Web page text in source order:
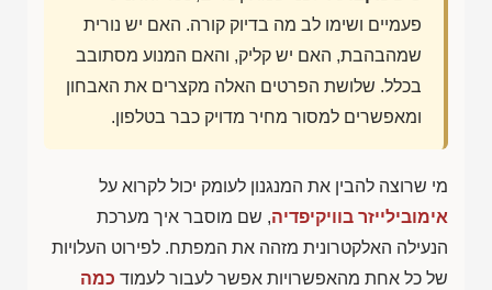
פעמיים ושימו לב מה בדיוק קורה. האם יש נורית
שמהבהבת, האם יש קליק, והאם המנוע מסתובב
בכלל. שלושת הפרטים האלה מקצרים את האבחון
ומאפשרים למסור מחיר מדויק כבר בטלפון.
מי שרוצה להבין את המנגנון לעומק יכול לקרוא על
אימובילייזר בוויקיפדיה, שם מוסבר איך מערכת
הנעילה האלקטרונית מזהה את המפתח. לפירוט העלויות
של כל אחת מהאפשרויות אפשר לעבור לעמוד כמה